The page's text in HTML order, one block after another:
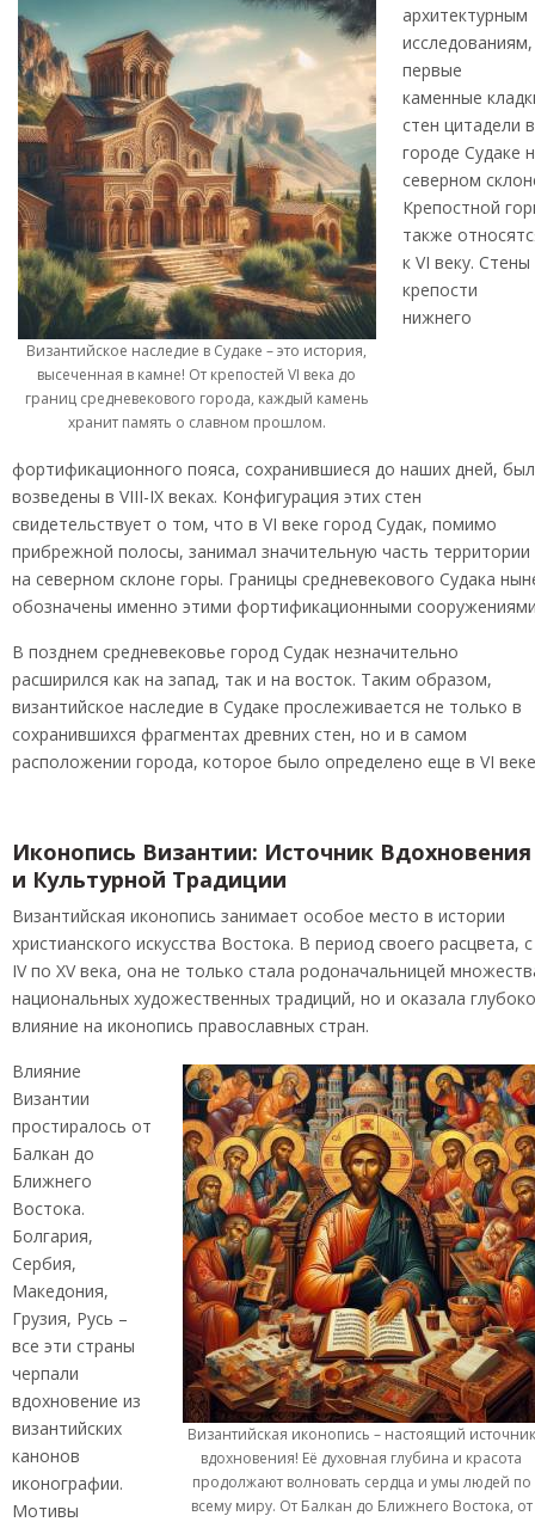
Византийское наследие в Судаке – это история,
высеченная в камне! От крепостей VI века до
границ средневекового города, каждый камень
хранит память о славном прошлом.
архитектурным
исследованиям,
первые
каменные
стен цитадели в
городе Судаке
северном
Крепостной
также
к VI веку. Стены
крепости
нижнего
фортификационного пояса, сохранившиеся до наших дней,
возведены в VIII-IX веках. Конфигурация этих стен
свидетельствует о том, что в VI веке город Судак, помимо
прибрежной полосы, занимал значительную часть территории
на северном склоне горы. Границы средневекового Судака
обозначены именно этими фортификационными
В позднем средневековье город Судак незначительно
расширился как на запад, так и на восток. Таким образом,
византийское наследие в Судаке прослеживается не только в
сохранившихся фрагментах древних стен, но и в самом
расположении города, которое было определено еще в VI
Иконопись Византии: Источник Вдохновения
и Культурной Традиции
Византийская иконопись занимает особое место в истории
христианского искусства Востока. В период своего расцвета, с
IV по XV века, она не только стала родоначальницей
национальных художественных традиций, но и оказала
влияние на иконопись православных стран.
Византийская иконопись – настоящий источник
вдохновения! Её духовная глубина и красота
продолжают волновать сердца и умы людей по
всему миру. От Балкан до Ближнего Востока, от
Влияние
Византии
простиралось от
Балкан до
Ближнего
Востока.
Болгария,
Сербия,
Македония,
Грузия, Русь –
все эти страны
черпали
вдохновение из
византийских
канонов
иконографии.
Мотивы